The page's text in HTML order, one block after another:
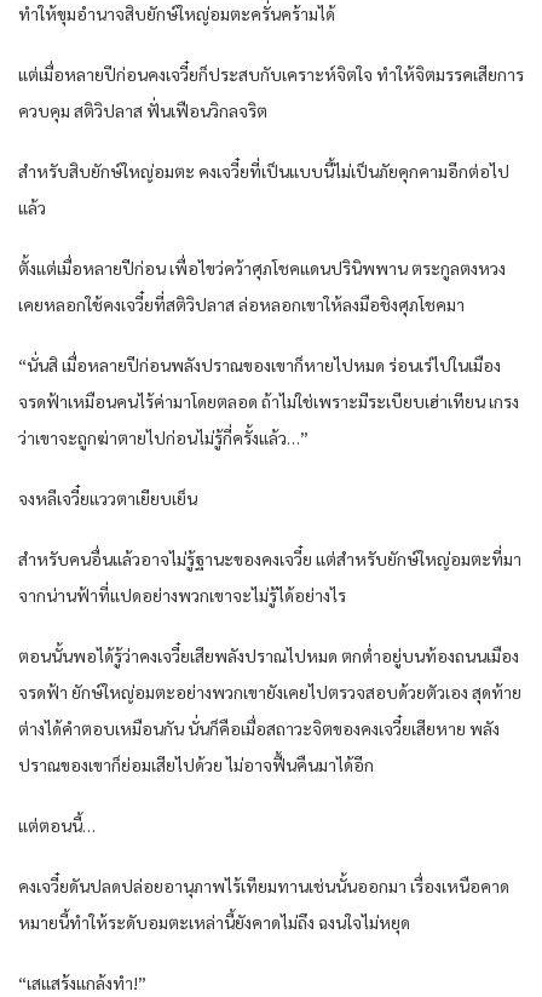
ทำให้ขุมอำนาจสิบยักษ์ใหญ่อมตะครั่นคร้ามได้
แต่เมื่อหลายปีก่อนคงเจวี๋ยก็ประสบกับเคราะห์จิตใจ ทำให้จิตมรรคเสียการ
ควบคุม สติวิปลาส ฟั่นเฟือนวิกลจริต
สำหรับสิบยักษ์ใหญ่อมตะ คงเจวี๋ยที่เป็นแบบนี้ไม่เป็นภัยคุกคามอีกต่อไป
แล้ว
ตั้งแต่เมื่อหลายปีก่อน เพื่อไขว่คว้าศุภโชคแดนปรินิพพาน ตระกูลตงหวง
เคยหลอกใช้คงเจวี๋ยที่สติวิปลาส ล่อหลอกเขาให้ลงมือชิงศุภโชคมา
“นั่นสิ เมื่อหลายปีก่อนพลังปราณของเขาก็หายไปหมด ร่อนเร่ไปในเมือง
จรดฟ้าเหมือนคนไร้ค่ามาโดยตลอด ถ้าไม่ใช่เพราะมีระเบียบเฮ่าเทียน เกรง
ว่าเขาจะถูกฆ่าตายไปก่อนไม่รู้กี่ครั้งแล้ว…”
จงหลีเจวี๋ยแววตาเยียบเย็น
สำหรับคนอื่นแล้วอาจไม่รู้ฐานะของคงเจวี๋ย แต่สำหรับยักษ์ใหญ่อมตะที่มา
จากน่านฟ้าที่แปดอย่างพวกเขาจะไม่รู้ได้อย่างไร
ตอนนั้นพอได้รู้ว่าคงเจวี๋ยเสียพลังปราณไปหมด ตกต่ำอยู่บนท้องถนนเมือง
จรดฟ้า ยักษ์ใหญ่อมตะอย่างพวกเขายังเคยไปตรวจสอบด้วยตัวเอง สุดท้าย
ต่างได้คำตอบเหมือนกัน นั่นก็คือเมื่อสถาวะจิตของคงเจวี๋ยเสียหาย พลัง
ปราณของเขาก็ย่อมเสียไปด้วย ไม่อาจฟื้นคืนมาได้อีก
แต่ตอนนี้…
คงเจวี๋ยดันปลดปล่อยอานุภาพไร้เทียมทานเช่นนั้นออกมา เรื่องเหนือคาด
หมายนี้ทำให้ระดับอมตะเหล่านี้ยังคาดไม่ถึง ฉงนใจไม่หยุด
“เสแสร้งแกล้งทำ!”